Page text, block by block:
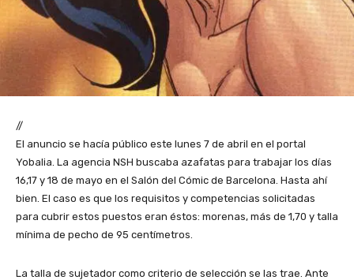
//
El anuncio se hacía público este lunes 7 de abril en el portal
Yobalia. La agencia NSH buscaba azafatas para trabajar los días
16,17 y 18 de mayo en el Salón del Cómic de Barcelona. Hasta ahí
bien. El caso es que los requisitos y competencias solicitadas
para cubrir estos puestos eran éstos: morenas, más de 1,70 y talla
mínima de pecho de 95 centímetros.
La talla de sujetador como criterio de selección se las trae. Ante